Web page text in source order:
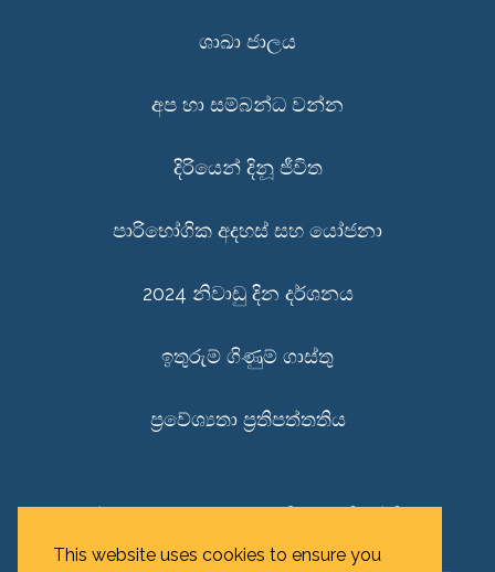
This website uses cookies to ensure you
ශාඛා ජාලය
අප හා සම්බන්ධ වන්න
දිරියෙන් දිනූ ජීවිත
පාරිභෝගික අදහස් සහ යෝජනා
2024 නිවාඩු දින දර්ශනය
ඉතුරුම් ගිණුම් ගාස්තු
ප්‍රවේශ්‍යතා ප්‍රතිපත්තතිය